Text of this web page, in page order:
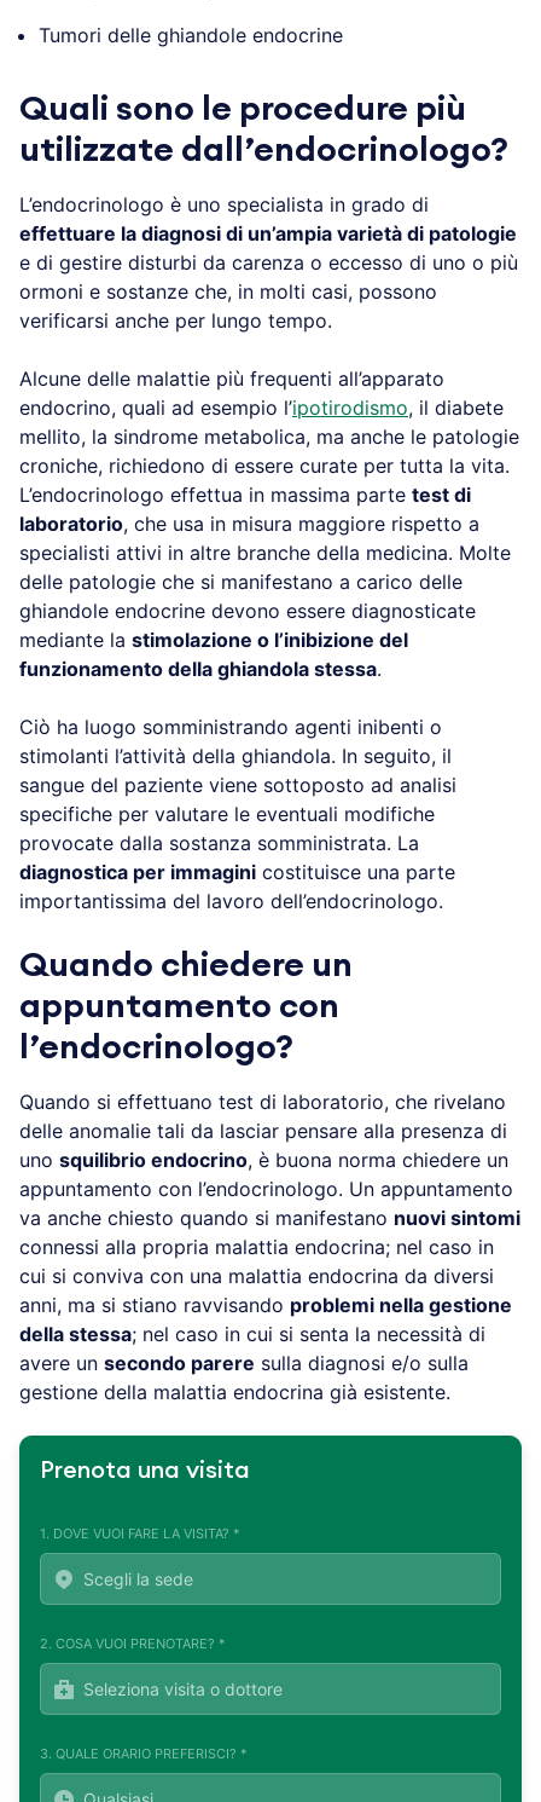
Tumori delle ghiandole endocrine
Quali sono le procedure più
utilizzate dall’endocrinologo?
L’endocrinologo è uno specialista in grado di
effettuare la diagnosi di un’ampia varietà di patologie
e di gestire disturbi da carenza o eccesso di uno o più
ormoni e sostanze che, in molti casi, possono
verificarsi anche per lungo tempo.
Alcune delle malattie più frequenti all’apparato
endocrino, quali ad esempio l’ipotirodismo, il diabete
mellito, la sindrome metabolica, ma anche le patologie
croniche, richiedono di essere curate per tutta la vita.
L’endocrinologo effettua in massima parte test di
laboratorio, che usa in misura maggiore rispetto a
specialisti attivi in altre branche della medicina. Molte
delle patologie che si manifestano a carico delle
ghiandole endocrine devono essere diagnosticate
mediante la stimolazione o l’inibizione del
funzionamento della ghiandola stessa.
Ciò ha luogo somministrando agenti inibenti o
stimolanti l’attività della ghiandola. In seguito, il
sangue del paziente viene sottoposto ad analisi
specifiche per valutare le eventuali modifiche
provocate dalla sostanza somministrata. La
diagnostica per immagini costituisce una parte
importantissima del lavoro dell’endocrinologo.
Quando chiedere un
appuntamento con
l’endocrinologo?
Quando si effettuano test di laboratorio, che rivelano
delle anomalie tali da lasciar pensare alla presenza di
uno squilibrio endocrino, è buona norma chiedere un
appuntamento con l’endocrinologo. Un appuntamento
va anche chiesto quando si manifestano nuovi sintomi
connessi alla propria malattia endocrina; nel caso in
cui si conviva con una malattia endocrina da diversi
anni, ma si stiano ravvisando problemi nella gestione
della stessa; nel caso in cui si senta la necessità di
avere un secondo parere sulla diagnosi e/o sulla
gestione della malattia endocrina già esistente.
Prenota una visita
1. DOVE VUOI FARE LA VISITA? *
2. COSA VUOI PRENOTARE? *
3. QUALE ORARIO PREFERISCI? *